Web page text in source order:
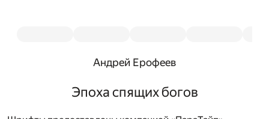
Андрей Ерофеев
Эпоха спящих богов